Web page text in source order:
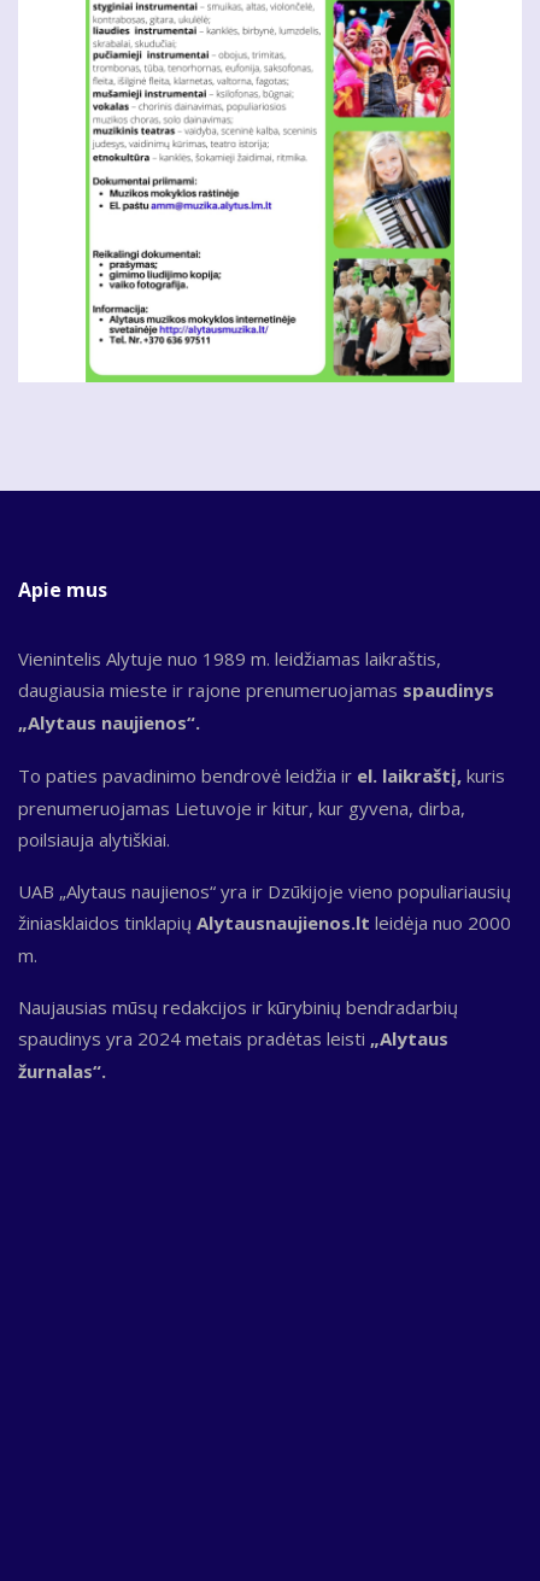
Apie mus
Vienintelis Alytuje nuo 1989 m. leidžiamas laikraštis,
daugiausia mieste ir rajone prenumeruojamas spaudinys
„Alytaus naujienos“.
To paties pavadinimo bendrovė leidžia ir el. laikraštį, kuris
prenumeruojamas Lietuvoje ir kitur, kur gyvena, dirba,
poilsiauja alytiškiai.
UAB „Alytaus naujienos“ yra ir Dzūkijoje vieno populiariausių
žiniasklaidos tinklapių Alytausnaujienos.lt leidėja nuo 2000
m.
Naujausias mūsų redakcijos ir kūrybinių bendradarbių
spaudinys yra 2024 metais pradėtas leisti „Alytaus
žurnalas“.